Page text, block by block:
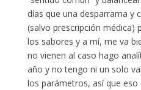
días que una desparrama y
(salvo prescripción médica)
los sabores y a mí, me va
no vienen al caso hago
año y no tengo ni un solo
los parámetros, así que